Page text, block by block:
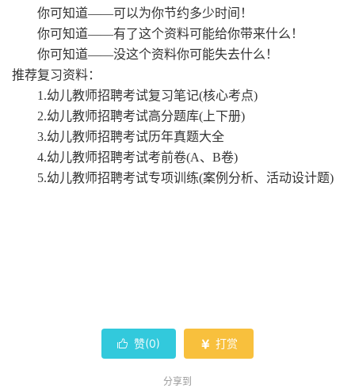
你可知道——可以为你节约多少时间！
你可知道——有了这个资料可能给你带来什么！
你可知道——没这个资料你可能失去什么！
推荐复习资料：
1.幼儿教师招聘考试复习笔记(核心考点)
2.幼儿教师招聘考试高分题库(上下册)
3.幼儿教师招聘考试历年真题大全
4.幼儿教师招聘考试考前卷(A、B卷)
5.幼儿教师招聘考试专项训练(案例分析、活动设计题)
 赞(0)  打赏
分享到